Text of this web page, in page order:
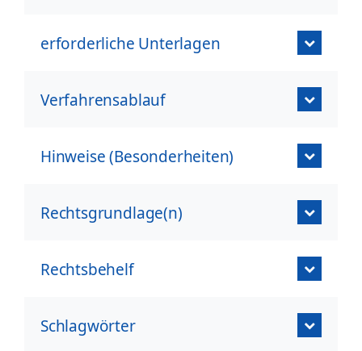
erforderliche Unterlagen
Verfahrensablauf
Hinweise (Besonderheiten)
Rechtsgrundlage(n)
Rechtsbehelf
Schlagwörter